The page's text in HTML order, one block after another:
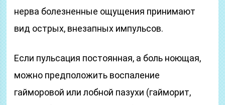
нерва болезненные ощущения принимают
вид острых, внезапных импульсов.
Если пульсация постоянная, а боль ноющая,
можно предположить воспаление
гайморовой или лобной пазухи (гайморит,